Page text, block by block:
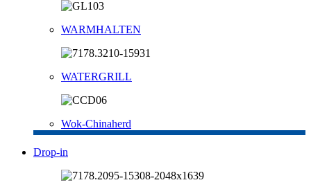
WARMHALTEN
WATERGRILL
Wok-Chinaherd
Drop-in